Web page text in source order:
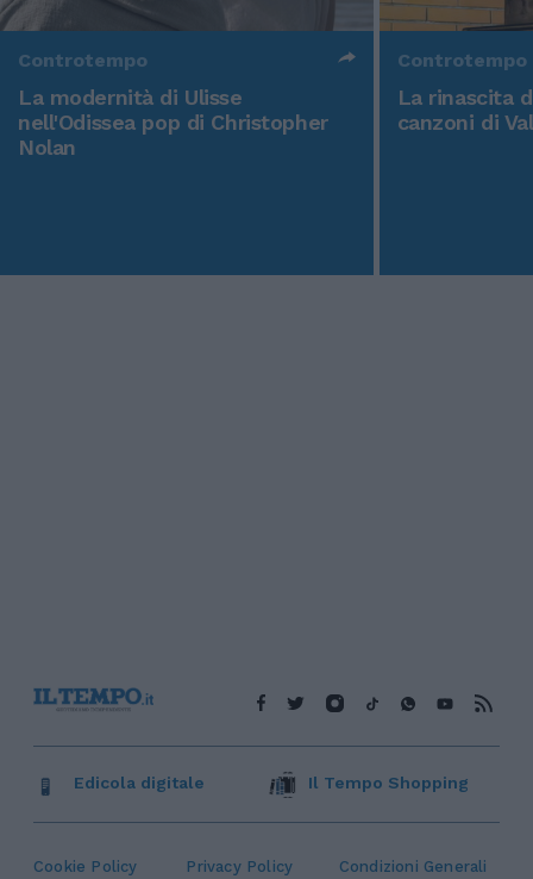
Controtempo
La modernità di Ulisse
nell'Odissea pop di Christopher
Nolan
Controtempo
La rinascita
canzoni di
Cookie Policy Privacy Policy Condizioni Generali
Edicola digitale Il Tempo Shopping